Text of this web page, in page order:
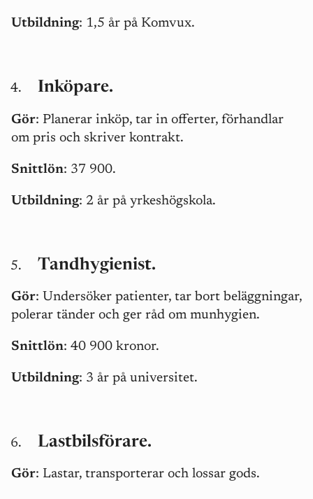
Utbildning: 1,5 år på Komvux.
Inköpare.
Gör: Planerar inköp, tar in offerter, förhandlar
om pris och skriver kontrakt.
Snittlön: 37 900.
Utbildning: 2 år på yrkeshögskola.
Tandhygienist.
Gör: Undersöker patienter, tar bort beläggningar,
polerar tänder och ger råd om munhygien.
Snittlön: 40 900 kronor.
Utbildning: 3 år på universitet.
Lastbilsförare.
Gör: Lastar, transporterar och lossar gods.